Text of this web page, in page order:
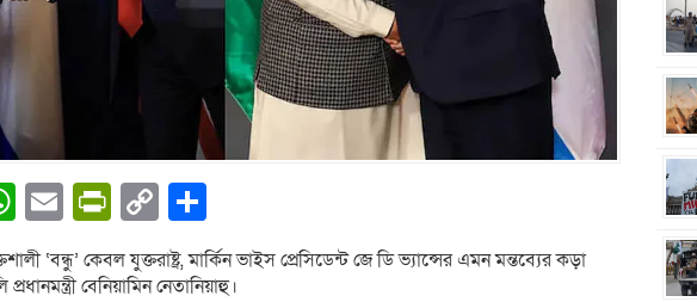
WhatsApp
EmailPrintFriendly
Copy
Link
‘বন্ধু’ কেবল যুক্তরাষ্ট্র, মার্কিন ভাইস প্রেসিডেন্ট জে ডি ভ্যান্সের এমন মন্তব্যের কড়া
বেনিয়ামিন নেতানিয়াহু।